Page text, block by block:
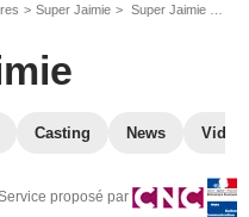
Super Jaimie Super Jaimie en VOD
Casting News
proposé par